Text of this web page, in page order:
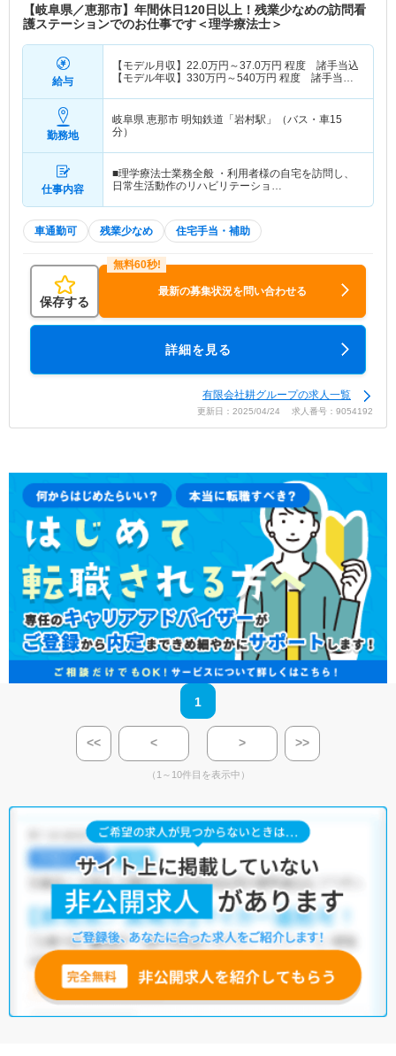
【岐阜県／恵那市】年間休日120日以上！残業少なめの訪問看
護ステーションでのお仕事です＜理学療法士＞
給与
【モデル月収】 22.0万円～37.0万円 程度 諸手当込
【モデル年収】 330万円～540万円 程度 諸手当・
勤務地
岐阜県 恵那市 明知鉄道「岩村駅」（バス・車15
分）
仕事内容
■理学療法士業務全般 ・利用者様の自宅を訪問し、
日常生活動作のリハビリテーショ…
車通勤可 残業少なめ 住宅手当・補助
保存する
最新の募集状況を問い合わせる
詳細を見る
有限会社耕グループの求人一覧
更新日：2025/04/24 求人番号：9054192
1
<< < > >>
（1～10件目を表示中）